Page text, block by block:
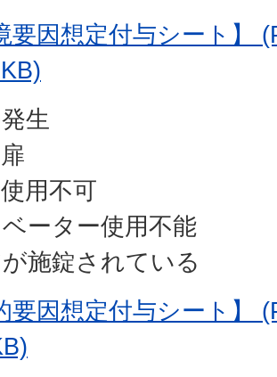
要因想定付与シート】
生
用不可
ーター使用不能
が施錠されている
要因想定付与シート】